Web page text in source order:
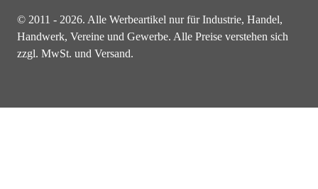
© 2011 - 2026. Alle Werbeartikel nur für Industrie, Handel,
Handwerk, Vereine und Gewerbe. Alle Preise verstehen sich
zzgl. MwSt. und Versand.